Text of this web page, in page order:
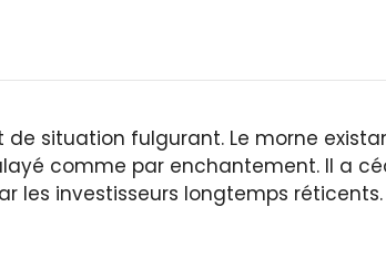
situation fulgurant. Le morne
comme par enchantement. Il a
les investisseurs longtemps réticents.